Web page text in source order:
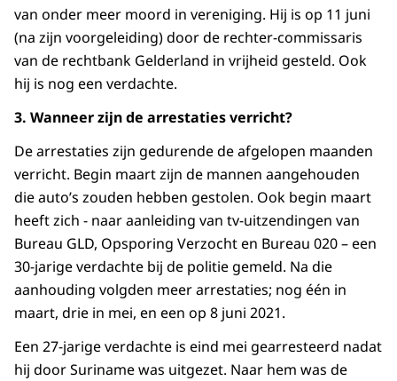
van onder meer moord in vereniging. Hij is op 11 juni
(na zijn voorgeleiding) door de rechter-commissaris
van de rechtbank Gelderland in vrijheid gesteld. Ook
hij is nog een verdachte.
3. Wanneer zijn de arrestaties verricht?
De arrestaties zijn gedurende de afgelopen maanden
verricht. Begin maart zijn de mannen aangehouden
die auto’s zouden hebben gestolen. Ook begin maart
heeft zich - naar aanleiding van tv-uitzendingen van
Bureau GLD, Opsporing Verzocht en Bureau 020 – een
30-jarige verdachte bij de politie gemeld. Na die
aanhouding volgden meer arrestaties; nog één in
maart, drie in mei, en een op 8 juni 2021.
Een 27-jarige verdachte is eind mei gearresteerd nadat
hij door Suriname was uitgezet. Naar hem was de